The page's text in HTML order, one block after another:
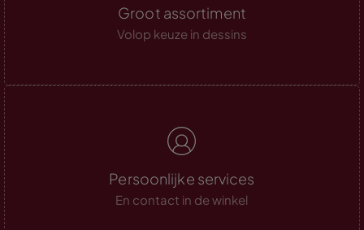
Groot assortiment
Volop keuze in dessins
Persoonlijke services
En contact in de winkel